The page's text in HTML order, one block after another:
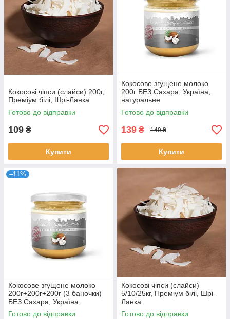
Кокосові чіпси (слайси) 200г,
Преміум білі, Шрі-Ланка
Готово до відправки
109 ₴
Купити
Кокосове згущене молоко
200г БЕЗ Сахара, Україна,
натуральне
Готово до відправки
139 ₴ 149 ₴
Купити
–11%
Кокосове згущене молоко
200г+200г+200г (3 баночки)
БЕЗ Сахара, Україна,
натуральне
Готово до відправки
Кокосові чіпси (слайси)
5/10/25кг, Преміум білі, Шрі-
Ланка
Готово до відправки